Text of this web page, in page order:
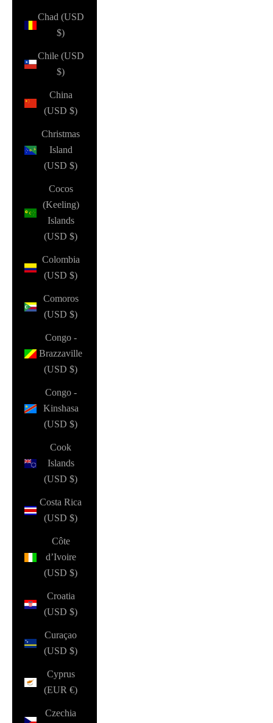
Chad (USD
$)
Chile (USD
$)
China
(USD $)
Christmas
Island
(USD $)
Cocos
(Keeling)
Islands
(USD $)
Colombia
(USD $)
Comoros
(USD $)
Congo -
Brazzaville
(USD $)
Congo -
Kinshasa
(USD $)
Cook
Islands
(USD $)
Costa Rica
(USD $)
Côte
d’Ivoire
(USD $)
Croatia
(USD $)
Curaçao
(USD $)
Cyprus
(EUR €)
Czechia